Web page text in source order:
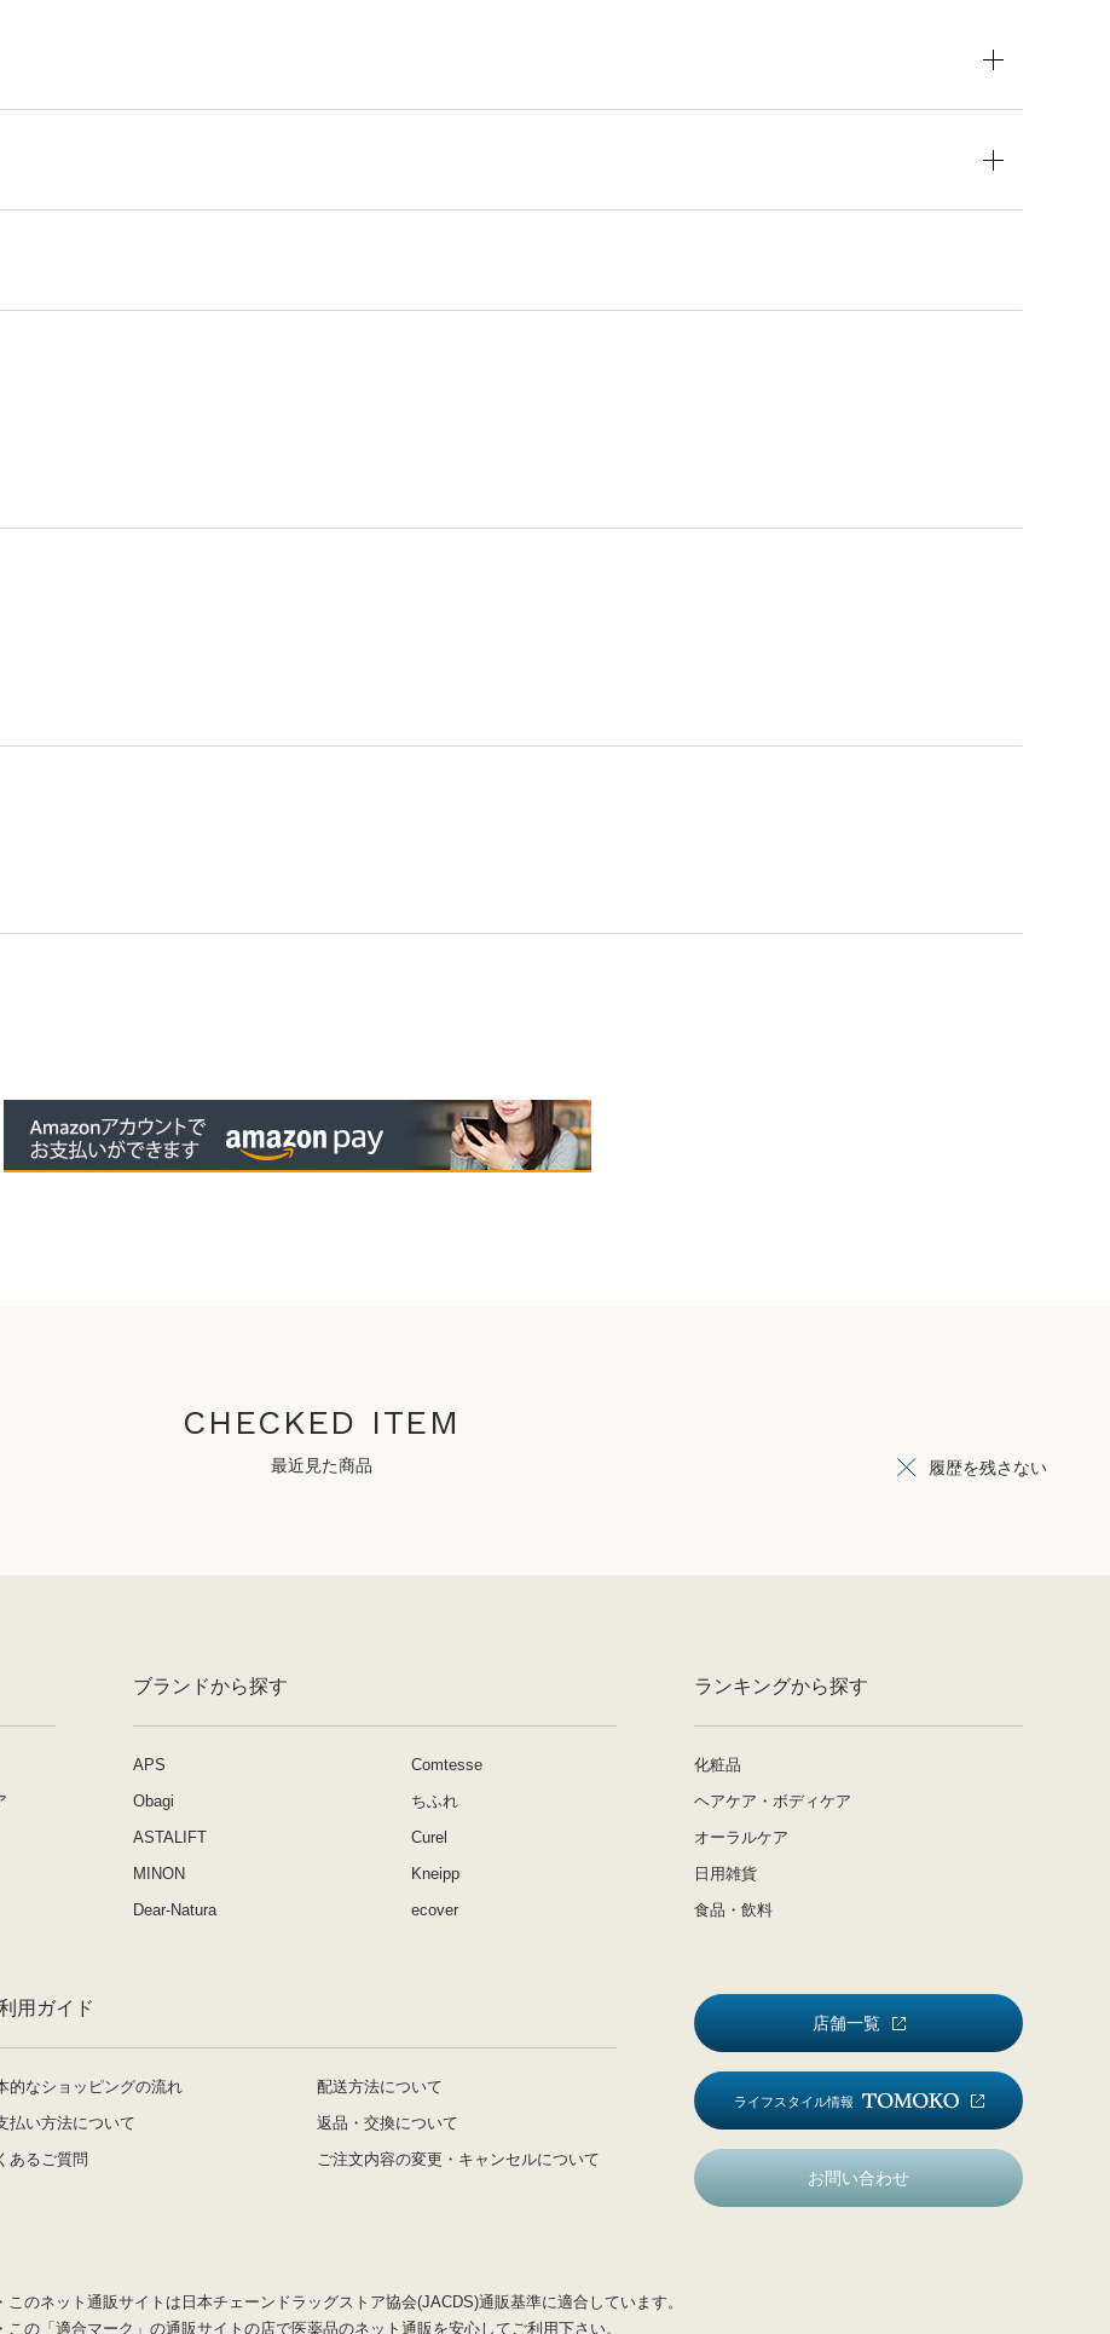
CHECKED ITEM
最近見た商品 履歴を残さない
ブランドから探す
APS
Comtesse
Obagi
ちふれ
ASTALIFT
Curel
MINON
Kneipp
Dear-Natura
ecover
ランキングから探す
化粧品
ヘアケア・ボディケア
オーラルケア
日用雑貨
食品・飲料
用ガイド
的なショッピングの流れ
配送方法について
払い方法について
返品・交換について
あるご質問
ご注文内容の変更・キャンセルについて
店舗一覧
ライフスタイル情報
お問い合わせ
・このネット通販サイトは日本チェーンドラッグストア協会(JACDS)通販基準に適合しています。
・この「適合マーク」の通販サイトの店で医薬品のネット通販を安心してご利用下さい。